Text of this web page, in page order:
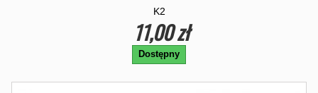
K2
11,00 zł
Dostępny